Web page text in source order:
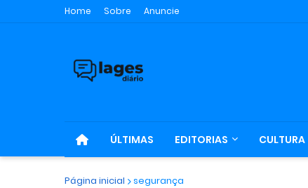
Home Sobre Anuncie
ÚLTIMAS EDITORIAS CULTURA
Página inicial segurança